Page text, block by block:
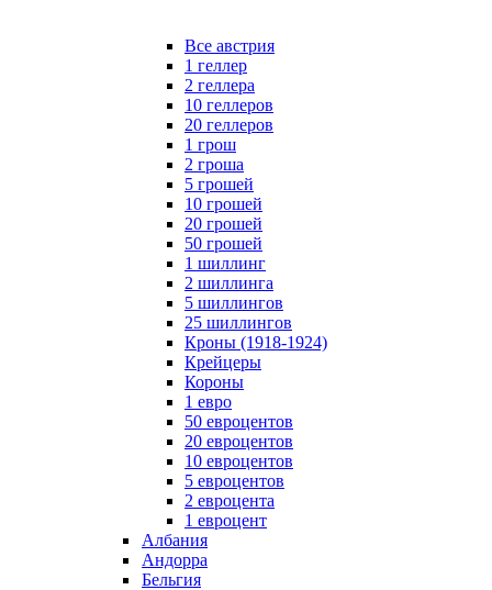
Все австрия
1 геллер
2 геллера
10 геллеров
20 геллеров
1 грош
2 гроша
5 грошей
10 грошей
20 грошей
50 грошей
1 шиллинг
2 шиллинга
5 шиллингов
25 шиллингов
Кроны (1918-1924)
Крейцеры
Короны
1 евро
50 евроцентов
20 евроцентов
10 евроцентов
5 евроцентов
2 евроцента
1 евроцент
Албания
Андорра
Бельгия